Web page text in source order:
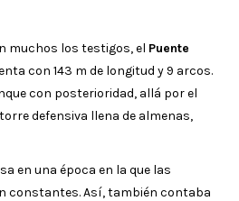
muchos los testigos, el Puente
con 143 m de longitud y 9 arcos.
con posterioridad, allá por el
defensiva llena de almenas,
en una época en la que las
constantes. Así, también contaba